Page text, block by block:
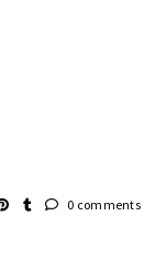
0 comments